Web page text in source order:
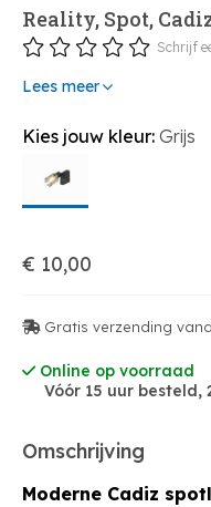
Reality, Spot,
Schrijf
Lees meer
Kies jouw kleur: Grijs
€ 10,00
Gratis verzending
Online op voorraad
Vóór 15 uur
Omschrijving
Moderne Cadiz